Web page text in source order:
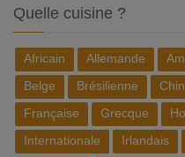
Quelle cuisine ?
Africain Allemande
Belge
Brésilienne
Française
Grecque
Internationale
Irlandais